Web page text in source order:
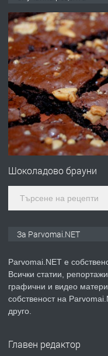
ПРЕДЛАГА
ПРЕДЛАГА
ПРЕДЛАГА
Шоколадово брауни
За Parvomai.NET
Parvomai.NET е
Всички статии,
графични и видео
собственост на
друго.
Главен редактор